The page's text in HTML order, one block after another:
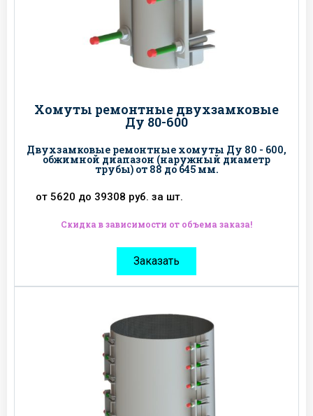
Хомуты ремонтные двухзамковые
Ду 80-600
Двухзамковые ремонтные хомуты Ду 80 - 600,
обжимной диапазон (наружный диаметр
трубы) от 88 до 645 мм.
от 5620 до 39308 руб. за шт.
Скидка в зависимости от объема заказа!
Заказать